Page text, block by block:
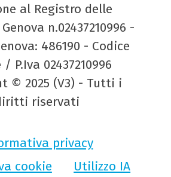
al Registro delle
n.02437210996 -
486190 - Codice
/ P.Iva 02437210996
© 2025 (V3) - Tutti i
riservati
privacy
cookie
Utilizzo IA